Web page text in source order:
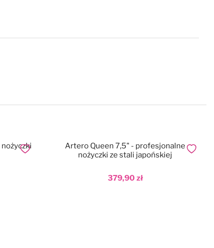
Dodaj do ulubionych
379,90 zł
Artero Queen 7,5" - profesjonalne
nożyczki ze stali japońskiej
Dodaj